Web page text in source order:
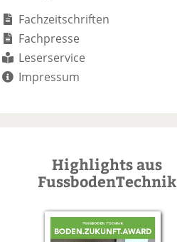
Fachzeitschriften
Fachpresse
Leserservice
Impressum
Highlights aus
FussbodenTechnik